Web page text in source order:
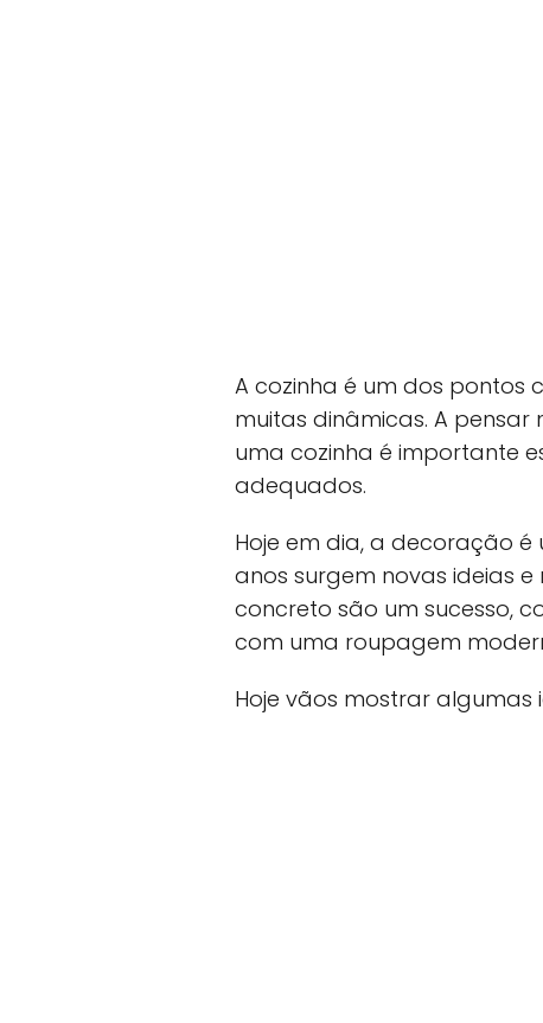
A cozinha é um dos pontos
muitas dinâmicas. A
uma cozinha é importante
adequados.
Hoje em dia, a decoração
anos surgem novas ideias e
concreto são um sucesso,
com uma roupagem
Hoje vãos mostrar algumas